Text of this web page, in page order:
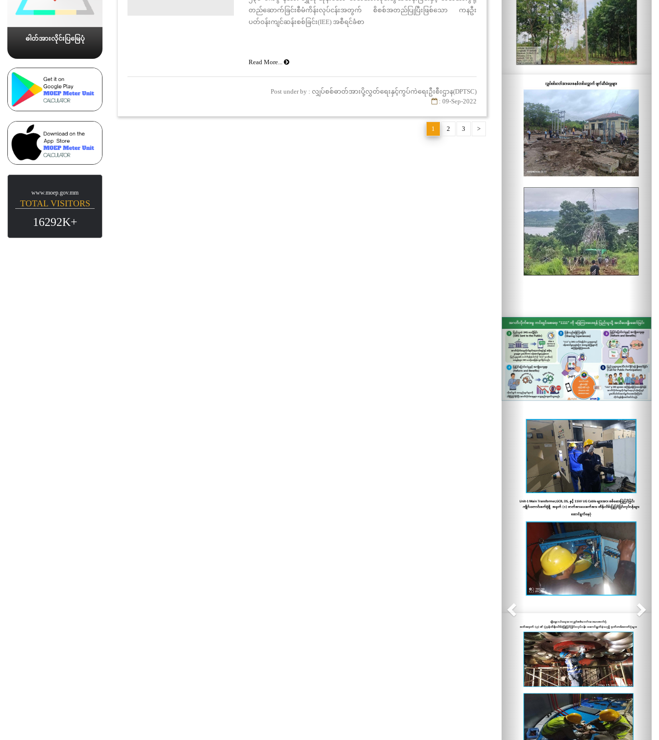
ဓါတ်အားလိုင်းပြမြေပုံ
www.moep.gov.mm
TOTAL VISITORS
16292K+
တည်ဆောက်ခြင်းစီမံကိန်းလုပ်ငန်းအတွက် စိစစ်အတည်ပြုပြီးဖြစ်သော ကနဦး
ပတ်ဝန်းကျင်ဆန်းစစ်ခြင်း(IEE) အစီရင်ခံစာ
Read More...
Post under by : လျှပ်စစ်ဓာတ်အားပို့လွှတ်ရေးနှင့်ကွပ်ကဲရေးဦးစီးဌာန(DPTSC)
: 09-Sep-2022
1 2 3 >